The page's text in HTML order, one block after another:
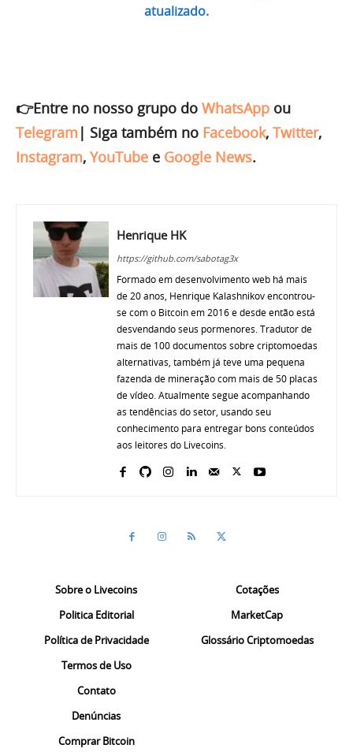
atualizado.
👉Entre no nosso grupo do WhatsApp ou
Telegram | Siga também no Facebook, Twitter,
Instagram, YouTube e Google News.
Henrique HK
https://github.com/sabotag3x
Formado em desenvolvimento web há mais
de 20 anos, Henrique Kalashnikov encontrou-
se com o Bitcoin em 2016 e desde então está
desvendando seus pormenores. Tradutor de
mais de 100 documentos sobre criptomoedas
alternativas, também já teve uma pequena
fazenda de mineração com mais de 50 placas
de vídeo. Atualmente segue acompanhando
as tendências do setor, usando seu
conhecimento para entregar bons conteúdos
aos leitores do Livecoins.
Sobre o Livecoins
Politica Editorial
Política de Privacidade
Termos de Uso
Contato
Denúncias
Comprar Bitcoin
Cotações
MarketCap
Glossário Criptomoedas